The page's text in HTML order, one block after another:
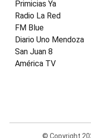
Primicias Ya
Radio La Red
FM Blue
Diario Uno Mendoza
San Juan 8
América TV
© Copyright